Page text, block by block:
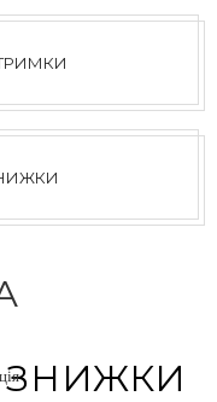
ЗНИЖКИ